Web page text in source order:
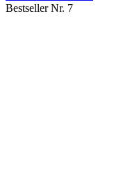
Bestseller Nr. 7